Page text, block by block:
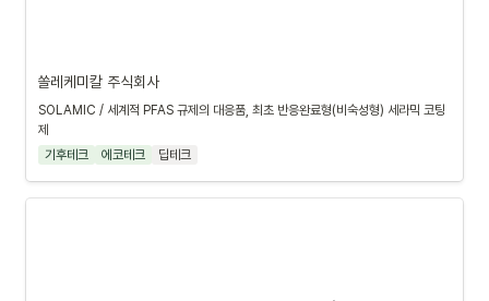
쏠레케미칼 주식회사
SOLAMIC / 세계적 PFAS 규제의 대응품, 최초 반응완료형(비숙성형) 세라믹 코팅
제
기후테크
에코테크 딥테크